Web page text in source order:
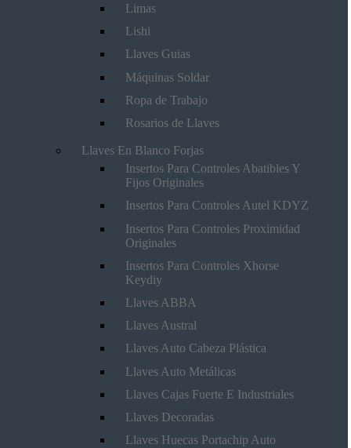
Limas
Lishi
Llaves Guias
Máquinas Soldar
Ropa de Trabajo
Rosarios de Llaves
Llaves En Blanco Forjas
Insertos Para Controles Abatibles Y
Fijos Originales
Insertos Para Controles Autel KDYZ
Insertos Para Controles Proximidad
Originales
Insertos Para Controles Xhorse
Keydiy
Llaves ABBA
Llaves Austral
Llaves Auto Cabeza Plástica
Llaves Auto Metálicas
Llaves Cajas Fuerte E Industriales
Llaves Decoradas
Llaves Huecas Portachip Auto